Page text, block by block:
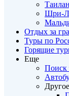
Шри-
Отдых за
Туры по
Горящие
Еще
Поиск
Другое